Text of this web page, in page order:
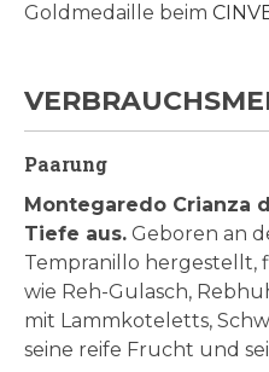
Goldmedaille beim
Paarung
Montegaredo Crianza
Tiefe aus. Geboren an
Tempranillo hergestellt,
wie Reh-Gulasch,
mit Lammkoteletts,
seine reife Frucht und